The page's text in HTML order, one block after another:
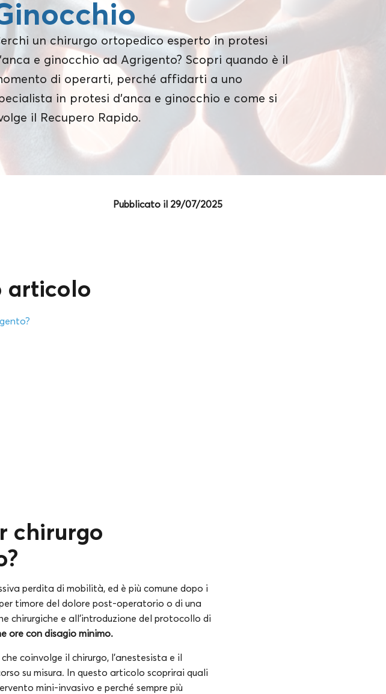
un chirurgo ortopedico esperto in protesi
e ginocchio ad Agrigento? Scopri quando è il
di operarti, perché affidarti a uno
in protesi d’anca e ginocchio e come si
il Recupero Rapido.
Pubblicato il 29/07/2025
articolo
chirurgo
perdita di mobilità, ed è più comune dopo i
timore del dolore post-operatorio o di una
chirurgiche e all’introduzione del protocollo di
ore con disagio minimo.
coinvolge il chirurgo, l’anestesista e il
su misura. In questo articolo scoprirai quali
mini-invasivo e perché sempre più